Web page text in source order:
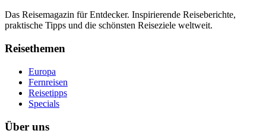
Das Reisemagazin für Entdecker. Inspirierende Reiseberichte,
praktische Tipps und die schönsten Reiseziele weltweit.
Reisethemen
Europa
Fernreisen
Reisetipps
Specials
Über uns